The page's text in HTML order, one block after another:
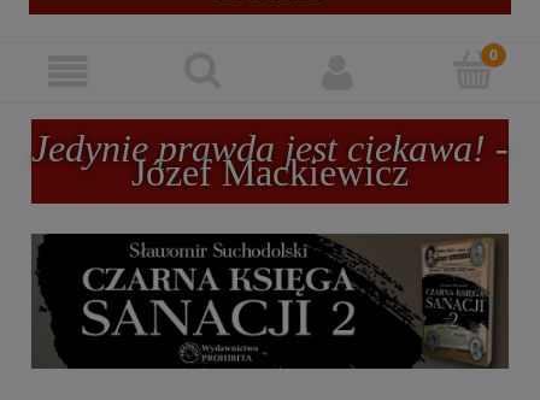
Jedynie prawda jest ciekawa! -
Józef Mackiewicz